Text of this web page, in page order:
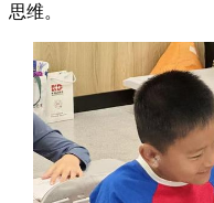
思维。